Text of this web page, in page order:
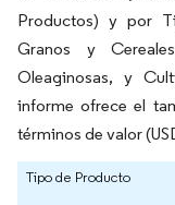
Productos) y por
Granos y
Oleaginosas, y
informe ofrece el
términos de valor
Tipo de Producto